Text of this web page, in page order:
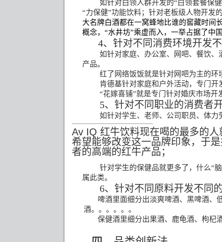
如针对白领人群开发的“白领套餐保
“力保健”功能饮料；针对老板级人物开发
大名牌白酒都在一窝蜂地比谁的窖藏时间
概念， “水井坊”乘虚而入，一举占据了中
4、针对不同消费环境开发
如针对家庭、办公室、网吧、餐饮、
产品。
红了网络饭饭就是针对网吧为主的环
肯德基针对家庭和户外活动，专门开
“花嫁喜铺”就是专门针对婚庆市场开
5、针对不同职业的消费者
如针对学生、老师、公司职员、体力
Av IQ 红牛饮料现在喝的最多的
希望能够改变这一品牌印象，于
者的高端的红牛产品；
针对学生的保健品就更多了，什么“
属此类。
6、针对不同原料开发不同
啤酒里面细分出淡爽啤酒、黑啤酒、
酒。。。。。。
保健酒里细分出果酒、鹿龟酒、枸杞